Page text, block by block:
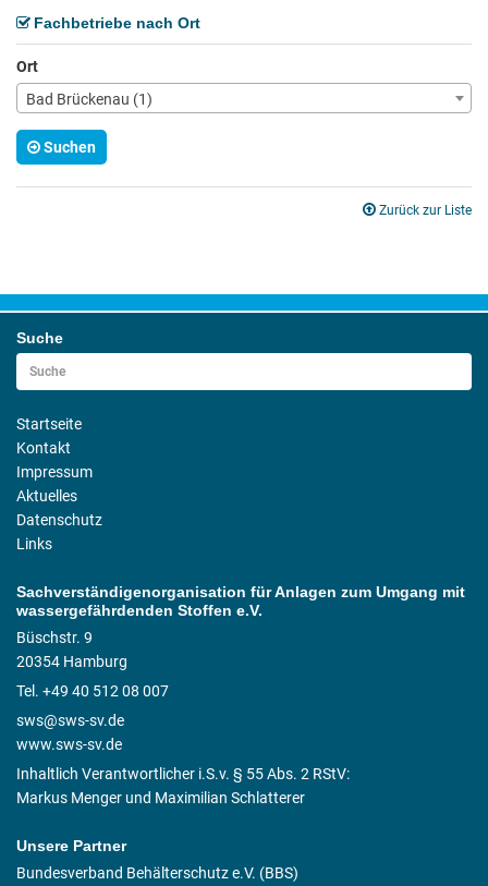
Fachbetriebe nach Ort
Ort
Bad Brückenau (1)
Suchen
Zurück zur Liste
Suche
Startseite
Kontakt
Impressum
Aktuelles
Datenschutz
Links
Sachverständigenorganisation für Anlagen zum Umgang mit
wassergefährdenden Stoffen e.V.
Büschstr. 9
20354 Hamburg
Tel. +49 40 512 08 007
sws@sws-sv.de
www.sws-sv.de
Inhaltlich Verantwortlicher i.S.v. § 55 Abs. 2 RStV:
Markus Menger und Maximilian Schlatterer
Unsere Partner
Bundesverband Behälterschutz e.V. (BBS)